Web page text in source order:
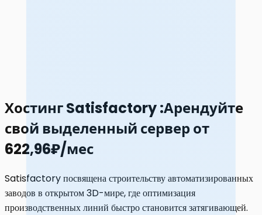
Хостинг Satisfactory:Арендуйте
свой выделенный сервер от
622,96₽/мес
Satisfactory посвящена строительству автоматизированных
заводов в открытом 3D-мире, где оптимизация
производственных линий быстро становится затягивающей.